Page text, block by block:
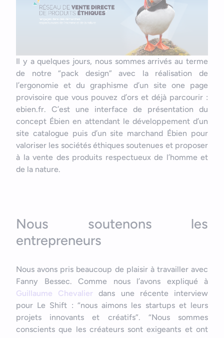
Il y a quelques jours, nous sommes arrivés au terme
de notre “pack design” avec la réalisation de
l’ergonomie et du graphisme d’un site one page
provisoire que vous pouvez d’ors et déjà parcourir :
ebien.fr. C’est une interface de présentation du
concept Ébien en attendant le développement d’un
site catalogue puis d’un site marchand Ébien pour
valoriser les sociétés éthiques soutenues et proposer
à la vente des produits respectueux de l’homme et
de la nature.
Nous soutenons les
entrepreneurs
Nous avons pris beaucoup de plaisir à travailler avec
Fanny Bessec. Comme nous l’avons expliqué à
Guillaume Chevalier dans une récente interview
pour Le Shift : “nous aimons les startups et leurs
projets innovants et créatifs”. “Nous sommes
conscients que les créateurs sont exigeants et ont
Bonjour Votre assistant IA
Bonjour, je suis Zel, votre assistant. Comment puis-je vous
aider ?